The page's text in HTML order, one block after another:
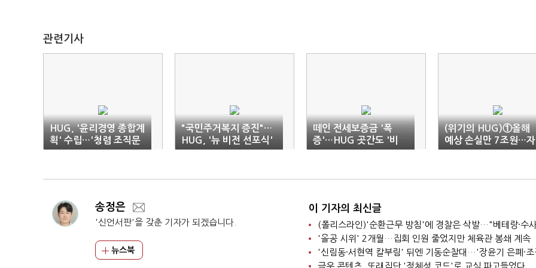
관련기사
HUG, '윤리경영 종합계
획' 수립…'청렴 조직문
화 조성'
"국민주거복지 증진"…
HUG, '뉴 비전 선포식'
개최
떼인 전세보증금 '폭
증'…HUG 곳간도 '비
상'
(위기의 HUG)①올해
예상 손실만 7조원…자
본잠식 위기
송정은
'신언서판'을 갖춘 기자가 되겠습니다.
뉴스북
이 기자의 최신글
'올공 시위' 2개월…집회 인원 줄었지만 체육관 봉쇄 계속
극우 콘텐츠, 또래집단 '정체성 코드'로 교실 파고들었다